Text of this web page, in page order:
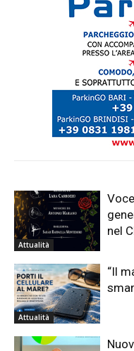
Attualità
nel
Attualità
“Il